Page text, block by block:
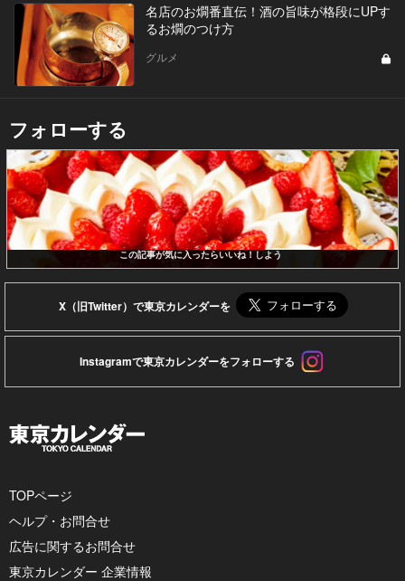
名店のお燗番直伝！酒の旨味が格段にUPす
るお燗のつけ方
グルメ
フォローする
この記事が気に入ったらいいね！しよう
X（旧Twitter）で東京カレンダーを
Instagramで東京カレンダーをフォローする
TOPページ
ヘルプ・お問合せ
広告に関するお問合せ
東京カレンダー 企業情報